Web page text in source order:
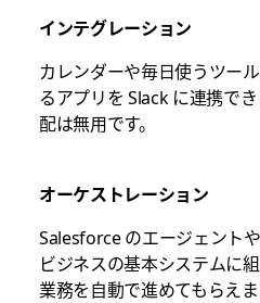
インテグレーション
カレンダーや毎日使うツー
るアプリを Slack に連携で
配は無用です。
オーケストレーション
Salesforce のエージェント
ビジネスの基本システムに
業務を自動で進めてもらえま